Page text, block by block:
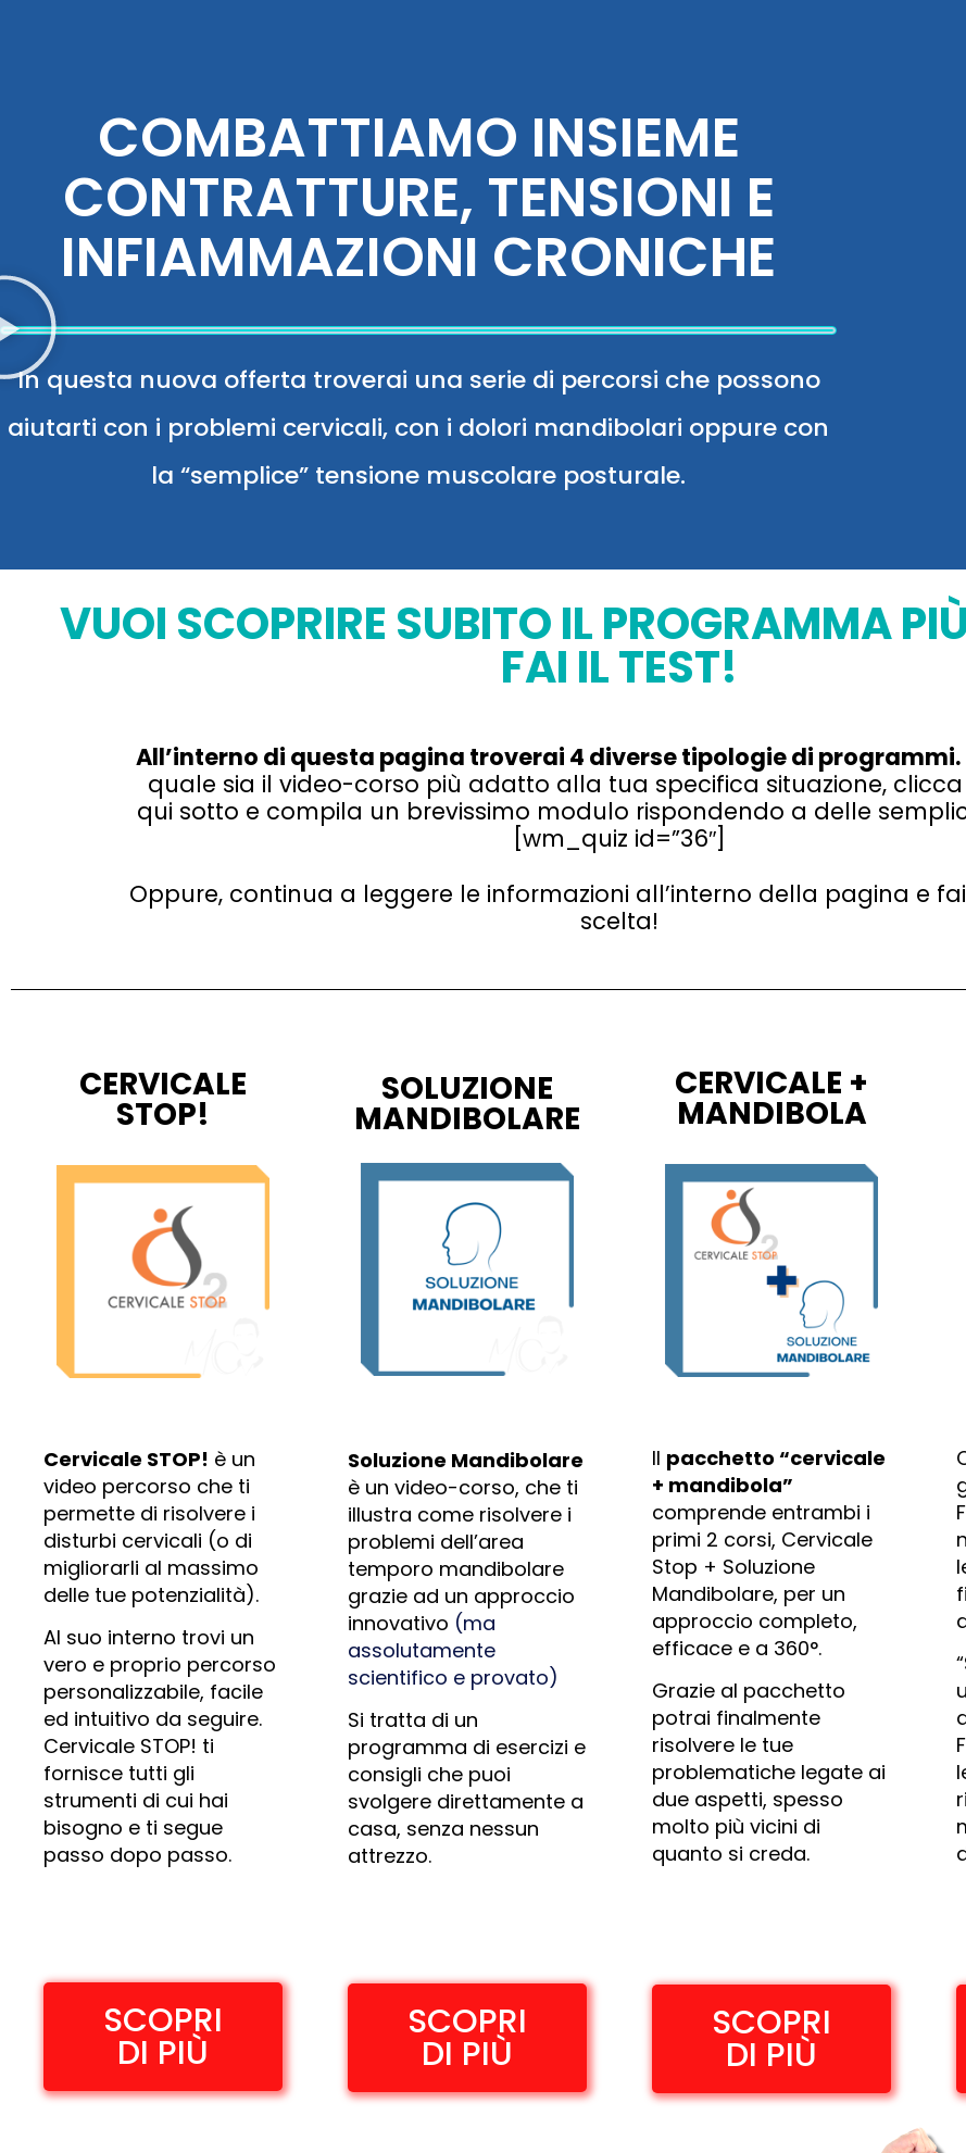
COMBATTIAMO INSIEME
CONTRATTURE, TENSIONI E
INFIAMMAZIONI CRONICHE
In questa nuova offerta troverai una serie di percorsi che possono
aiutarti con i problemi cervicali, con i dolori mandibolari oppure con
la “semplice” tensione muscolare posturale.
VUOI SCOPRIRE SUBITO IL PROGRAMMA
FAI IL TEST!
All’interno di questa pagina troverai 4 diverse tipologie di programmi.
quale sia il video-corso più adatto alla tua specifica situazione,
qui sotto e compila un brevissimo modulo rispondendo a delle
[wm_quiz id=”36″]
Oppure, continua a leggere le informazioni all’interno della pagina e
scelta!
CERVICALE
STOP!
Cervicale STOP! è un
video percorso che ti
permette di risolvere i
disturbi cervicali (o di
migliorarli al massimo
delle tue potenzialità).
Al suo interno trovi un
vero e proprio percorso
personalizzabile, facile
ed intuitivo da seguire.
Cervicale STOP! ti
fornisce tutti gli
strumenti di cui hai
bisogno e ti segue
passo dopo passo.
SCOPRI
DI PIÙ
SOLUZIONE
MANDIBOLARE
Soluzione Mandibolare
è un video-corso, che ti
illustra come risolvere i
problemi dell’area
temporo mandibolare
grazie ad un approccio
innovativo (ma
assolutamente
scientifico e provato)
Si tratta di un
programma di esercizi e
consigli che puoi
svolgere direttamente a
casa, senza nessun
attrezzo.
SCOPRI
DI PIÙ
CERVICALE +
MANDIBOLA
Il pacchetto “cervicale
+ mandibola”
comprende entrambi i
primi 2 corsi, Cervicale
Stop + Soluzione
Mandibolare, per un
approccio completo,
efficace e a 360°.
Grazie al pacchetto
potrai finalmente
risolvere le tue
problematiche legate ai
due aspetti, spesso
molto più vicini di
quanto si creda.
SCOPRI
DI PIÙ